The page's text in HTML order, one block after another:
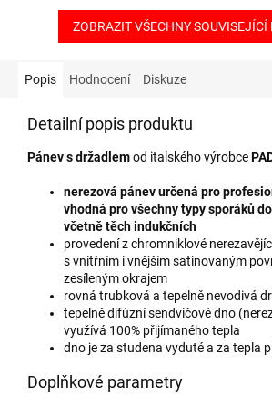
ZOBRAZIT VŠECHNY SOUVISEJÍCÍ
Popis Hodnocení Diskuze
Detailní popis produktu
Pánev s držadlemod italského výrobce
nerezová pánev určená pro
vhodná pro všechny typy sporáků
včetně těch indukčních
provedení z chromniklové
s vnitřním i vnějším satinovaným
zesíleným okrajem
rovná trubková a tepelně nevodivá
tepelně difúzní sendvičové dno
využívá 100% přijímaného tepla
dno je za studena vyduté a za tepla
Doplňkové parametry